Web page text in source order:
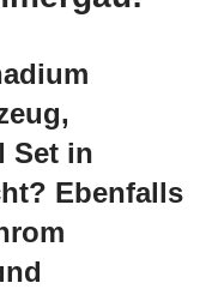
Set in
Ebenfalls